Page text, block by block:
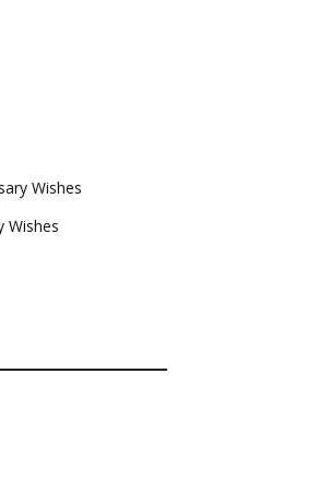
Wishes
Wishes